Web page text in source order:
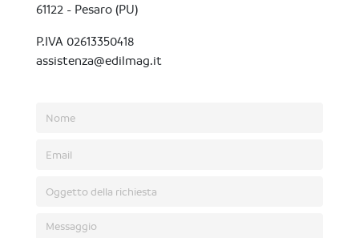
61122 - Pesaro (PU)
P.IVA 02613350418
assistenza@edilmag.it